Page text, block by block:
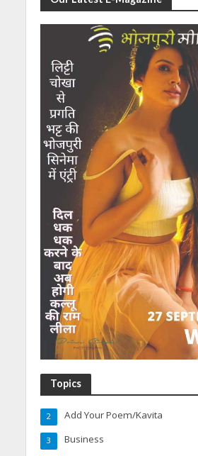
Topics
Add Your Poem/Kavita
2
Business
3